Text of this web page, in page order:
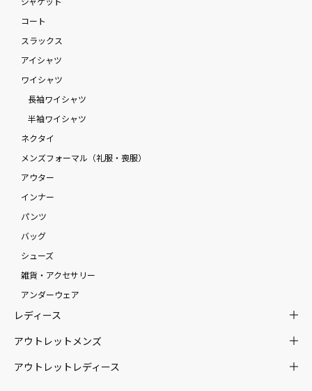
コート
スラックス
アイシャツ
ワイシャツ
長袖ワイシャツ
半袖ワイシャツ
ネクタイ
メンズフォーマル（礼服・喪服）
アウター
インナー
パンツ
バッグ
シューズ
雑貨・アクセサリー
アンダーウェア
レディース
アウトレットメンズ
アウトレットレディース